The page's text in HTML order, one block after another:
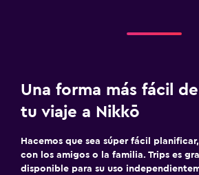
Una forma más fácil
tu viaje a Nikkō
Hacemos que sea súper fácil
con los amigos o la familia. Trips es
disponible para su uso